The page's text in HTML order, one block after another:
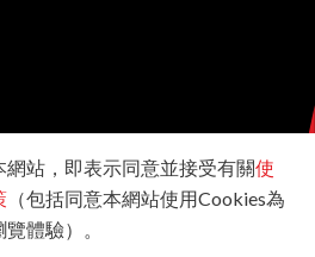
權所有
站，即表示同意並接受有關使
（包括同意本網站使用Cookies為
體驗）。